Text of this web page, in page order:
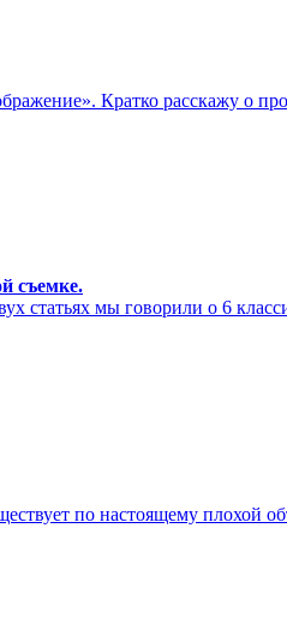
Кратко расскажу о
съемке.
статьях мы говорили о 6
по настоящему плохой